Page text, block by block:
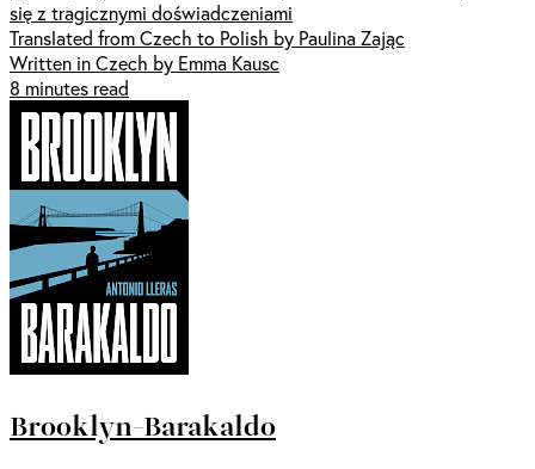
się z tragicznymi doświadczeniami
Translated from Czech to Polish by Paulina Zając
Written in Czech by Emma Kausc
8 minutes read
Brooklyn-Barakaldo